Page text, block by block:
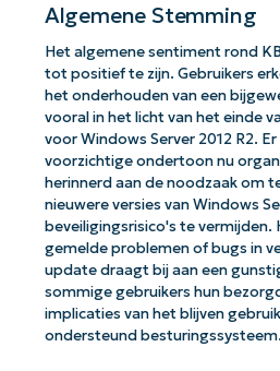
Algemene Stemming
Het algemene sentiment rond
tot positief te zijn. Gebruikers
het onderhouden van een
vooral in het licht van het einde
voor Windows Server 2012 R2.
voorzichtige ondertoon nu
herinnerd aan de noodzaak om
nieuwere versies van Windows
beveiligingsrisico's te vermijden.
gemelde problemen of bugs in
update draagt bij aan een
sommige gebruikers hun
implicaties van het blijven
ondersteund besturingssysteem.